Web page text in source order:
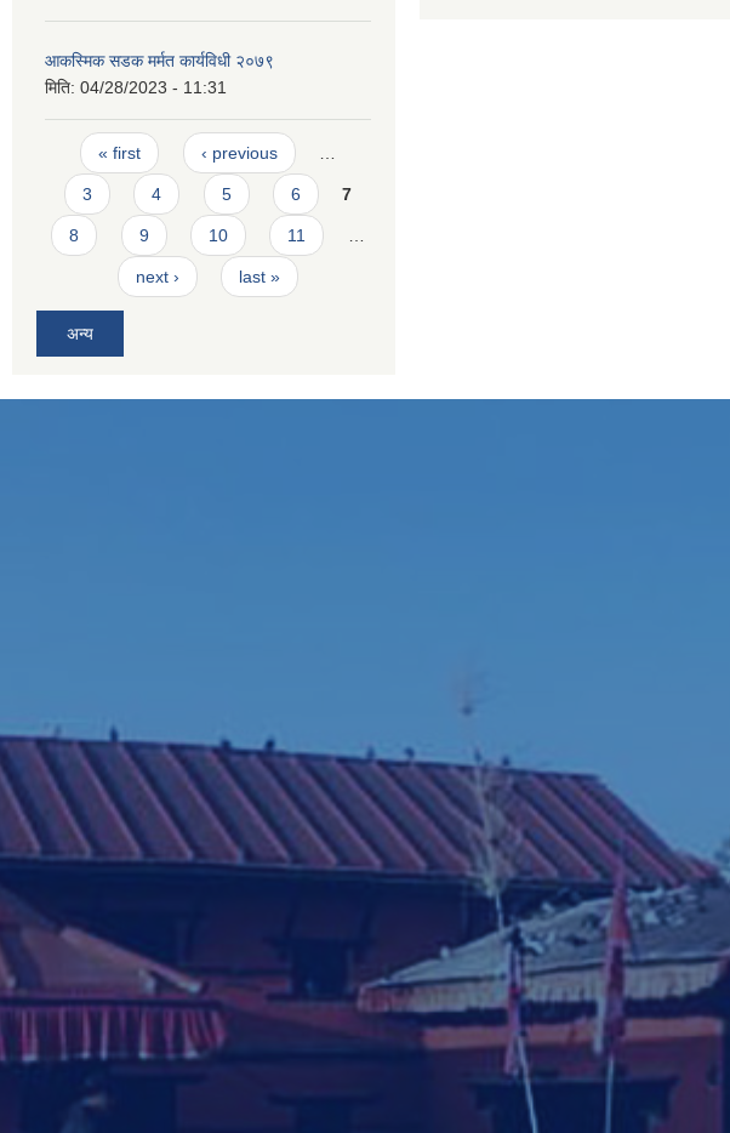
आकस्मिक सडक मर्मत कार्यविधी २०७९
मिति: 04/28/2023 - 11:31
Pages
« first ‹ previous
3 4 5 6 7
8 9 10 11
next › last »
अन्य